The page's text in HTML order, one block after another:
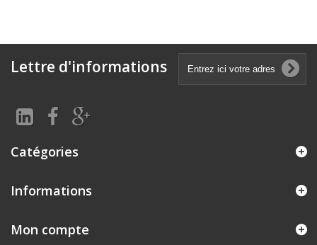
Lettre d'informations
Catégories
Informations
Mon compte